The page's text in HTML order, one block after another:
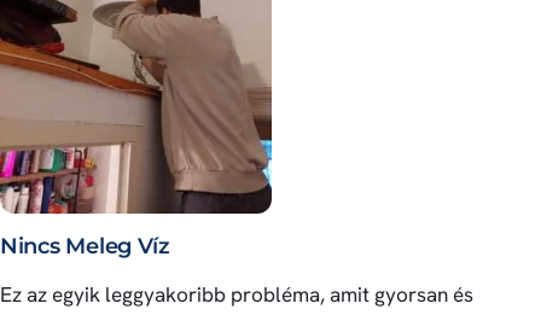
Nincs Meleg Víz
Ez az egyik leggyakoribb probléma, amit gyorsan és